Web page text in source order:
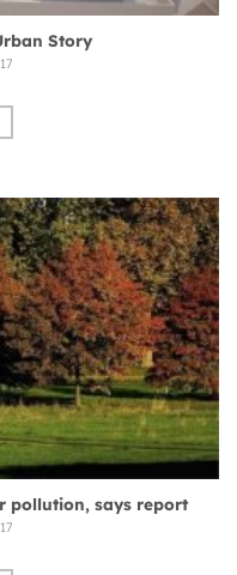
Story
pollution, says report